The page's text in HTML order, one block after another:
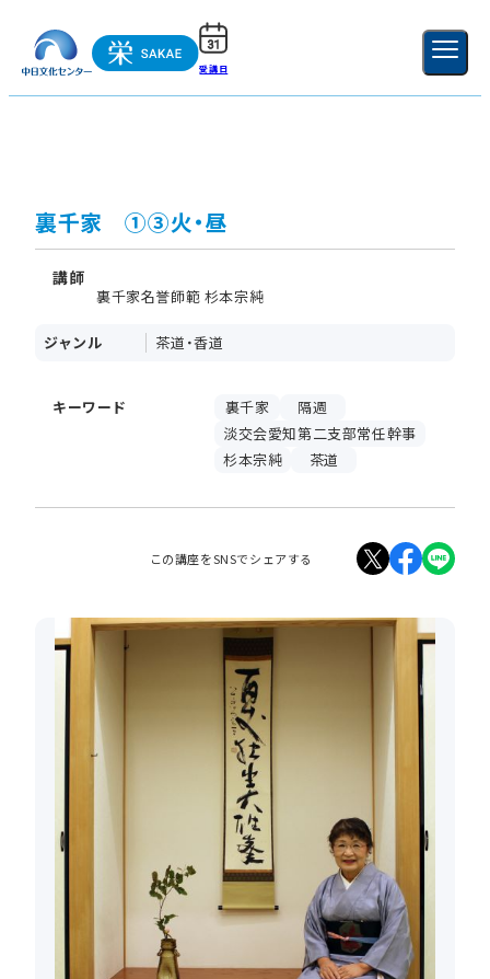
受講日 新規登録
裏千家 ①③火・昼
講師
裏千家名誉師範 杉本宗純
ジャンル 茶道・香道
キーワード 裏千家
隔週
淡交会愛知第二支部常任幹事
杉本宗純
茶道
この講座をSNSでシェアする